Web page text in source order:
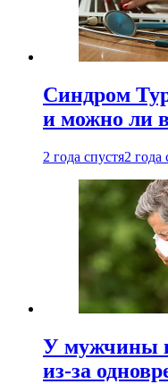
Синдром
и можно ли
2 года спустя2 года
У мужчины
из-за